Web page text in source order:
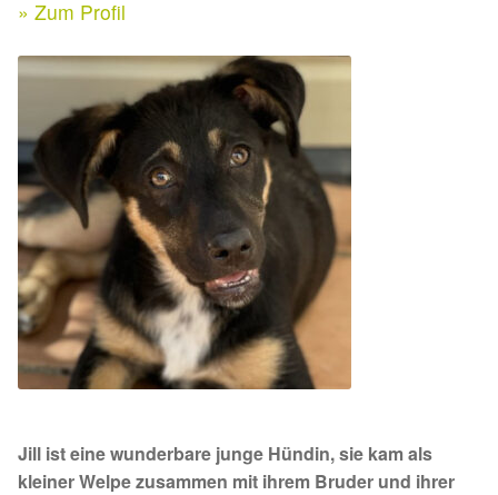
Aktuelle Spenden 2026
Ihre/Eure Spenden – Januar bis Juni 2026
Spenden 2025
Juli bis Dezember 2025
Januar bis Juni 2025
Spenden 2024
Januar bis Juni 2024
Kontakt & Rechtliches
Facebook
Instagram
» Zum Profil
Jill ist eine wunderbare junge Hündin, sie kam als
kleiner Welpe zusammen mit ihrem Bruder und ihrer